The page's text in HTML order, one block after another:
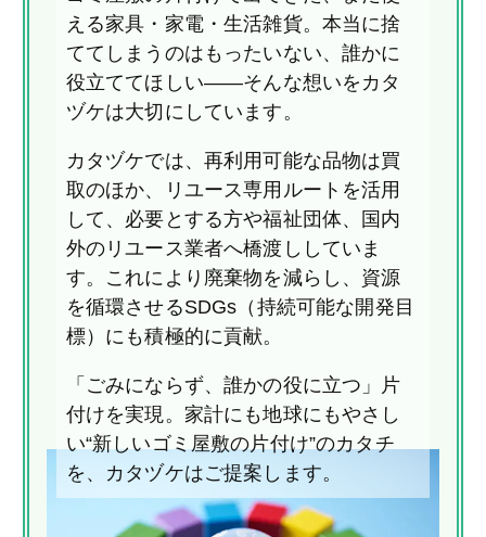
える家具・家電・生活雑貨。本当に捨
ててしまうのはもったいない、誰かに
役立ててほしい――そんな想いをカタ
ヅケは大切にしています。
カタヅケでは、再利用可能な品物は買
取のほか、リユース専用ルートを活用
して、必要とする方や福祉団体、国内
外のリユース業者へ橋渡ししていま
す。これにより廃棄物を減らし、資源
を循環させるSDGs（持続可能な開発目
標）にも積極的に貢献。
「ごみにならず、誰かの役に立つ」片
付けを実現。家計にも地球にもやさし
い“新しいゴミ屋敷の片付け”のカタチ
を、カタヅケはご提案します。